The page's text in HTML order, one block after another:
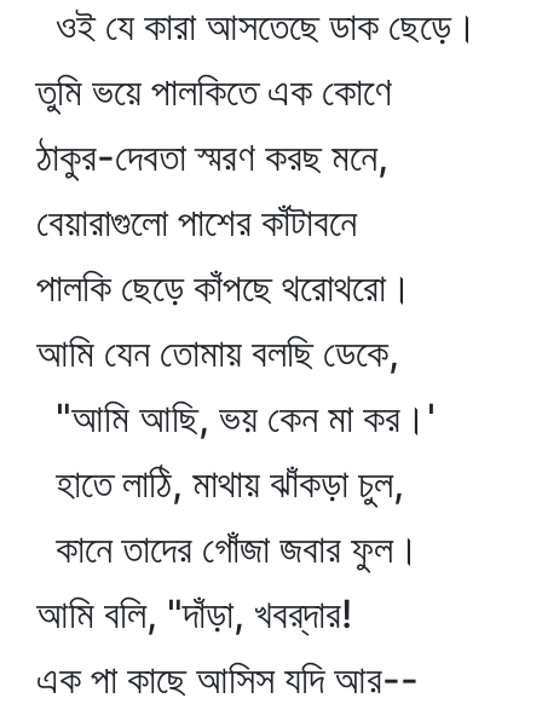
ওই যে কারা আসতেছে ডাক ছেড়ে।
তুমি ভয়ে পালকিতে এক কোণে
ঠাকুর-দেবতা স্মরণ করছ মনে,
বেয়ারাগুলো পাশের কাঁটাবনে
পালকি ছেড়ে কাঁপছে থরোথরো।
আমি যেন তোমায় বলছি ডেকে,
"আমি আছি, ভয় কেন মা কর।'
হাতে লাঠি, মাথায় ঝাঁকড়া চুল,
কানে তাদের গোঁজা জবার ফুল।
আমি বলি, "দাঁড়া, খবর্‌দার!
এক পা কাছে আসিস যদি আর--